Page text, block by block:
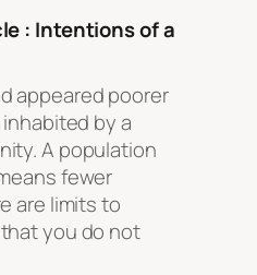
: Intentions of a
appeared poorer
by a
A population
fewer
are limits to
you do not